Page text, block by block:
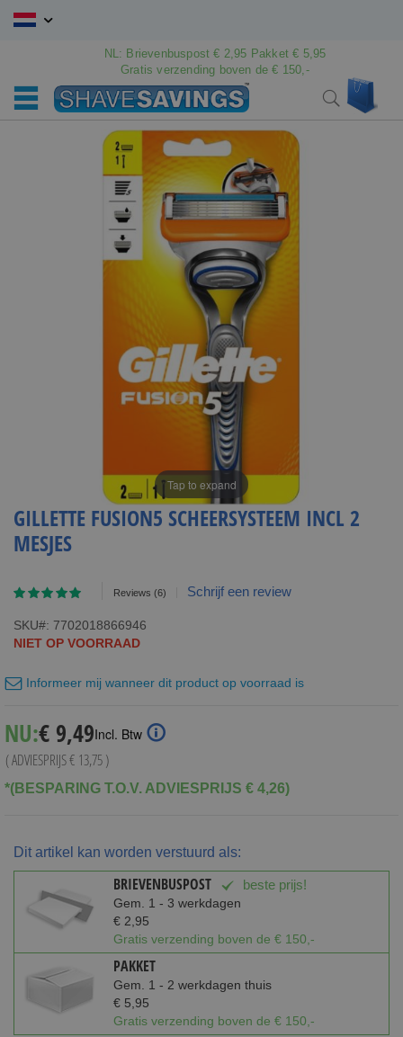
Ga
NL: Brievenbuspost € 2,95 Pakket € 5,95
Gratis verzending boven de € 150,-
Search
Tap to expand
GILLETTE FUSION5 SCHEERSYSTEEM INCL 2
MESJES
Waardering:
Reviews (6) Schrijf een review
SKU
7702018866946
NIET OP VOORRAAD
Informeer mij wanneer dit product op voorraad is
NU: Special
Price
€ 9,49Incl. Btw
( ADVIESPRIJS€ 13,75)
*(BESPARING T.O.V. ADVIESPRIJS € 4,26)
Dit artikel kan worden verstuurd als:
BRIEVENBUSPOST beste prijs!
Gem. 1 - 3 werkdagen
€ 2,95
Gratis verzending boven de € 150,-
PAKKET
Gem. 1 - 2 werkdagen thuis
€ 5,95
Gratis verzending boven de € 150,-